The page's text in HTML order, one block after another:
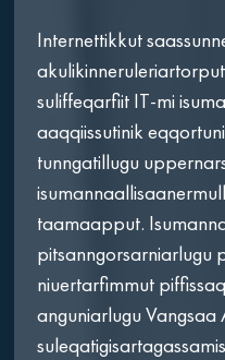
Internettikkut
suliffeqarfiit IT-mi
aaqqiissutinik
tunngatillugu
taamaapput.
pitsanngorsarniarlugu
niuertarfimmut
anguniarlugu